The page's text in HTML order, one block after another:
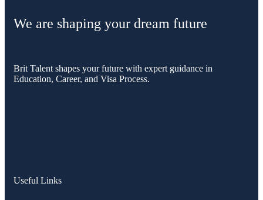
We are shaping your dream future
Brit Talent shapes your future with expert guidance in
Education, Career, and Visa Process.
Useful Links